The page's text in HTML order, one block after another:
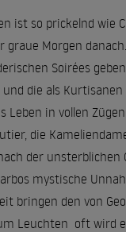
ist so prickelnd wie
graue Morgen
Soirées
und die als
Leben in vollen
die
der unsterblichen
mystische
bringen den von
Leuchten  oft wird